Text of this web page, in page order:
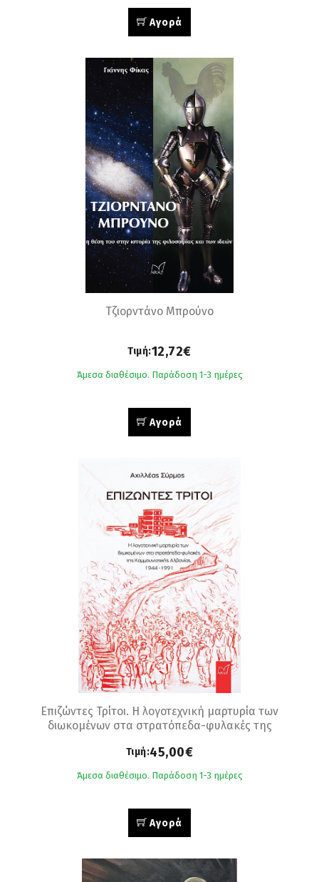
Αγορά
Τζιορντάνο Μπρούνο
Τιμή:12,72€
Άμεσα διαθέσιμο. Παράδοση 1-3 ημέρες
Αγορά
Επιζώντες Τρίτοι. Η λογοτεχνική μαρτυρία των
διωκομένων στα στρατόπεδα-φυλακές της
Τιμή:45,00€
Άμεσα διαθέσιμο. Παράδοση 1-3 ημέρες
Αγορά